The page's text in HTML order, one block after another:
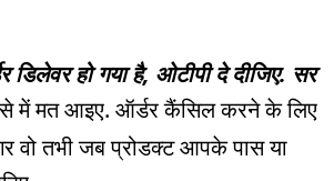
हो गया है, ओटीपी दे दीजिए. सर
में मत आइए. ऑर्डर कैंसिल करने के लिए
वो तभी जब प्रोडक्ट आपके पास या